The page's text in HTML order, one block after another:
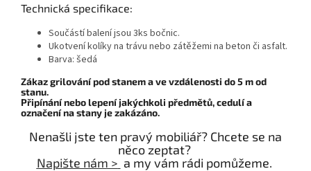
Technická specifikace:
Součástí balení jsou 3ks bočnic.
Ukotvení kolíky na trávu nebo zátěžemi na beton či asfalt.
Barva: šedá
Zákaz grilování pod stanem a ve vzdálenosti do 5 m od
stanu.
​Připínání nebo lepení jakýchkoli předmětů, cedulí a
označení na stany je zakázáno.
Nenašli jste ten pravý mobiliář? Chcete se na
něco zeptat?
Napište nám > a my vám rádi pomůžeme.